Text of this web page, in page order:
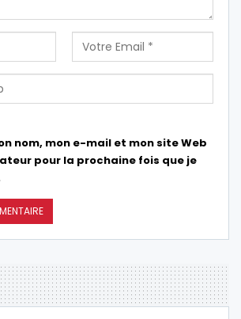
nom, mon e-mail et mon site Web
pour la prochaine fois que je